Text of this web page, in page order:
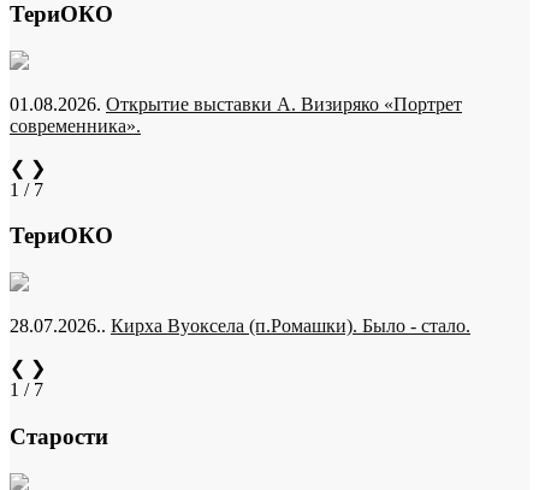
ТериОКО
01.08.2026. Открытие выставки А. Визиряко «Портрет
современника».
❮ ❯
1 / 7
ТериОКО
28.07.2026.. Кирха Вуоксела (п.Ромашки). Было - стало.
❮ ❯
1 / 7
Старости